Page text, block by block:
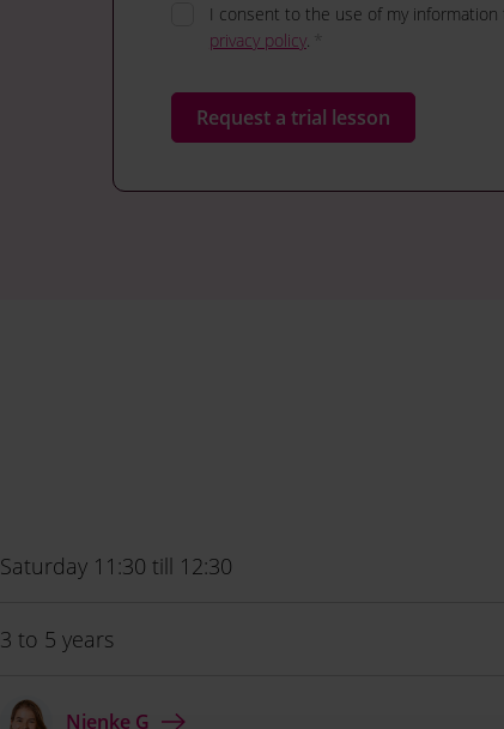
I consent to the use of my
privacy policy.
Request a trial lesson
Saturday 11:30 till 12:30
3 to 5 years
Nienke G